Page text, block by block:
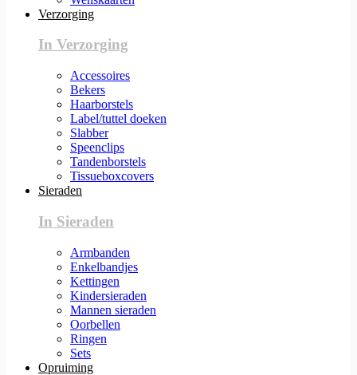
Verzorging
In Verzorging
Accessoires
Bekers
Haarborstels
Label/tuttel doeken
Slabber
Speenclips
Tandenborstels
Tissueboxcovers
Sieraden
In Sieraden
Armbanden
Enkelbandjes
Kettingen
Kindersieraden
Mannen sieraden
Oorbellen
Ringen
Sets
Opruiming